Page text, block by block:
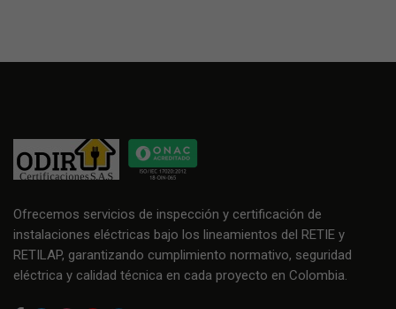
Ofrecemos servicios de inspección y certificación de
instalaciones eléctricas bajo los lineamientos del RETIE y
RETILAP, garantizando cumplimiento normativo, seguridad
eléctrica y calidad técnica en cada proyecto en Colombia.